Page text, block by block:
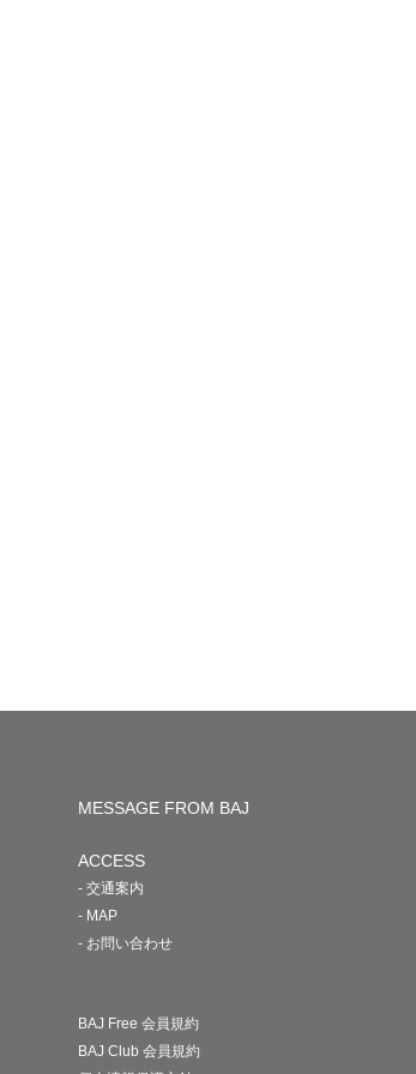
MESSAGE FROM BAJ
ACCESS
- 交通案内
- MAP
- お問い合わせ
BAJ Free 会員規約
BAJ Club 会員規約